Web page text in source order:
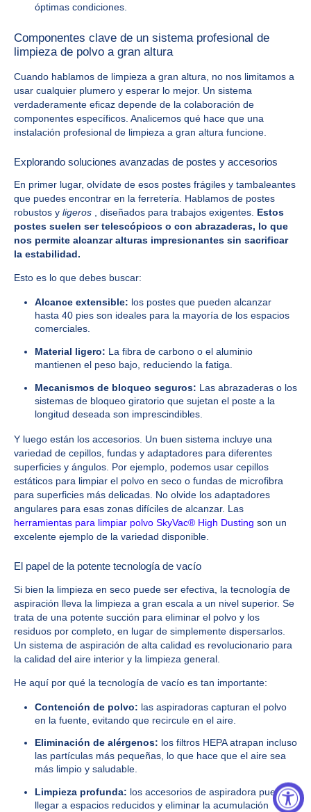
óptimas condiciones.
Componentes clave de un sistema profesional de
limpieza de polvo a gran altura
Cuando hablamos de limpieza a gran altura, no nos limitamos a
usar cualquier plumero y esperar lo mejor. Un sistema
verdaderamente eficaz depende de la colaboración de
componentes específicos. Analicemos qué hace que una
instalación profesional de limpieza a gran altura funcione.
Explorando soluciones avanzadas de postes y accesorios
En primer lugar, olvídate de esos postes frágiles y tambaleantes
que puedes encontrar en la ferretería. Hablamos de postes
robustos y ligeros , diseñados para trabajos exigentes. Estos
postes suelen ser telescópicos o con abrazaderas, lo que
nos permite alcanzar alturas impresionantes sin sacrificar
la estabilidad.
Esto es lo que debes buscar:
Alcance extensible: los postes que pueden alcanzar
hasta 40 pies son ideales para la mayoría de los espacios
comerciales.
Material ligero: La fibra de carbono o el aluminio
mantienen el peso bajo, reduciendo la fatiga.
Mecanismos de bloqueo seguros: Las abrazaderas o los
sistemas de bloqueo giratorio que sujetan el poste a la
longitud deseada son imprescindibles.
Y luego están los accesorios. Un buen sistema incluye una
variedad de cepillos, fundas y adaptadores para diferentes
superficies y ángulos. Por ejemplo, podemos usar cepillos
estáticos para limpiar el polvo en seco o fundas de microfibra
para superficies más delicadas. No olvide los adaptadores
angulares para esas zonas difíciles de alcanzar. Las
herramientas para limpiar polvo SkyVac® High Dusting son un
excelente ejemplo de la variedad disponible.
El papel de la potente tecnología de vacío
Si bien la limpieza en seco puede ser efectiva, la tecnología de
aspiración lleva la limpieza a gran escala a un nivel superior. Se
trata de una potente succión para eliminar el polvo y los
residuos por completo, en lugar de simplemente dispersarlos.
Un sistema de aspiración de alta calidad es revolucionario para
la calidad del aire interior y la limpieza general.
He aquí por qué la tecnología de vacío es tan importante:
Contención de polvo: las aspiradoras capturan el polvo
en la fuente, evitando que recircule en el aire.
Eliminación de alérgenos: los filtros HEPA atrapan incluso
las partículas más pequeñas, lo que hace que el aire sea
más limpio y saludable.
Limpieza profunda: los accesorios de aspiradora pueden
llegar a espacios reducidos y eliminar la acumulación